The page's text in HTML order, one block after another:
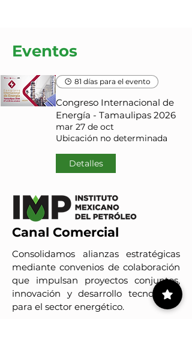
Eventos
81 días para el evento
Congreso Internacional de
Energía - Tamaulipas 2026
mar 27 de oct
Ubicación no determinada
Detalles
Canal Comercial
Consolidamos alianzas estratégicas
mediante convenios de colaboración
que impulsan proyectos conjuntos,
innovación y desarrollo tecnológico
para el sector energético.